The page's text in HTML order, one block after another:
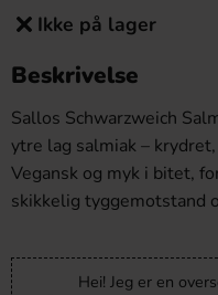
Ikke på lager
Beskrivelse
Sallos Schwarzweich
ytre lag salmiak –
Vegansk og myk i bitet,
skikkelig tyggemotstand
Hei! Jeg er en